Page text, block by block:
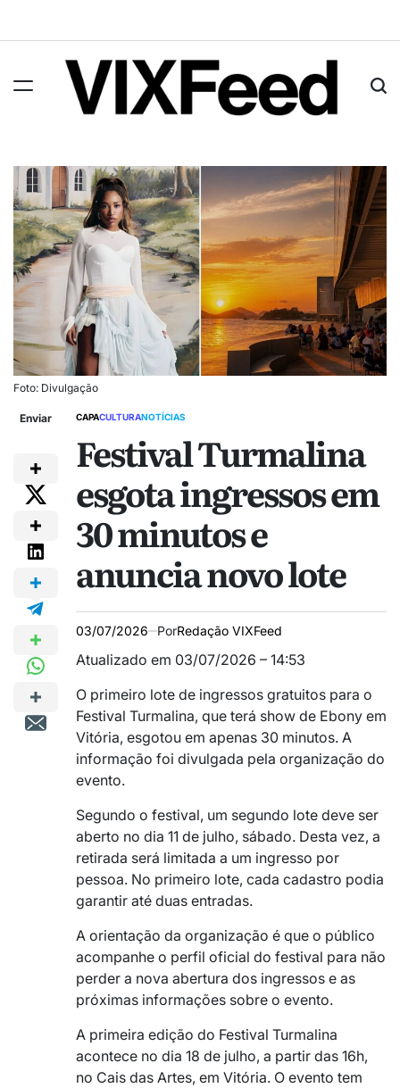
Foto: Divulgação
Enviar CAPACULTURANOTÍCIAS
Festival Turmalina
esgota ingressos em
30 minutos e
anuncia novo lote
03/07/2026 PorRedação VIXFeed
Atualizado em 03/07/2026 – 14:53
O primeiro lote de ingressos gratuitos para o
Festival Turmalina, que terá show de Ebony em
Vitória, esgotou em apenas 30 minutos. A
informação foi divulgada pela organização do
evento.
Segundo o festival, um segundo lote deve ser
aberto no dia 11 de julho, sábado. Desta vez, a
retirada será limitada a um ingresso por
pessoa. No primeiro lote, cada cadastro podia
garantir até duas entradas.
A orientação da organização é que o público
acompanhe o perfil oficial do festival para não
perder a nova abertura dos ingressos e as
próximas informações sobre o evento.
A primeira edição do Festival Turmalina
acontece no dia 18 de julho, a partir das 16h,
no Cais das Artes, em Vitória. O evento tem